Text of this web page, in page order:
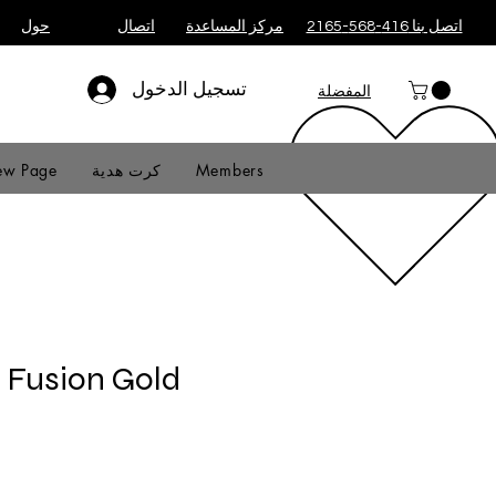
حول اتصال مركز المساعدة اتصل بنا 416-568-2165
تسجيل الدخول المفضلة
Page كرت هدية Members
Gold